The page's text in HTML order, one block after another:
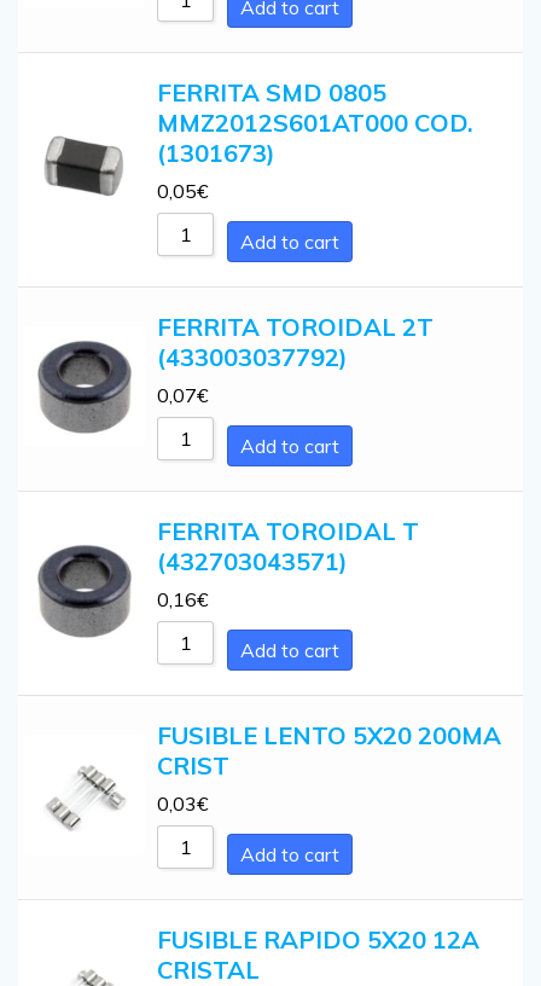
Add to cart
FERRITA SMD 0805
MMZ2012S601AT000 COD.
(1301673)
0,05€
Add to cart
FERRITA TOROIDAL 2T
(433003037792)
0,07€
Add to cart
FERRITA TOROIDAL T
(432703043571)
0,16€
Add to cart
FUSIBLE LENTO 5X20 200MA
CRIST
0,03€
Add to cart
FUSIBLE RAPIDO 5X20 12A
CRISTAL